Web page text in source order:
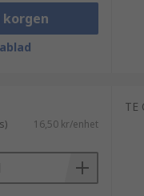
spänning,
c/conne)
korgen
16,50 kr/enhet
TE